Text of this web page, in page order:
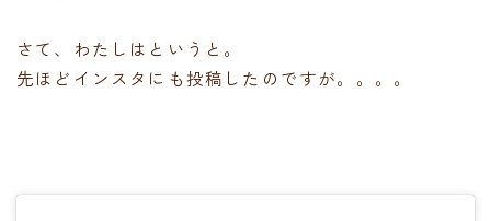
さて、わたしはというと。
先ほどインスタにも投稿したのですが。。。。